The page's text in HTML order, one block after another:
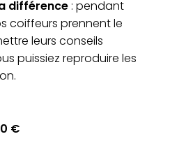
différence : pendant
coiffeurs prennent le
leurs conseils
puissiez reproduire les
€